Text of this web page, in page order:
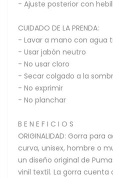
- Ajuste posterior con
CUIDADO DE LA PRENDA:
- Lavar a mano con agua
- Usar jabón neutro
- No usar cloro
- Secar colgado a la
- No exprimir
- No planchar
B E N E F I C I O S
ORIGINALIDAD: Gorra
curva, unisex, hombre o
un diseño original de
vinil textil. La gorra